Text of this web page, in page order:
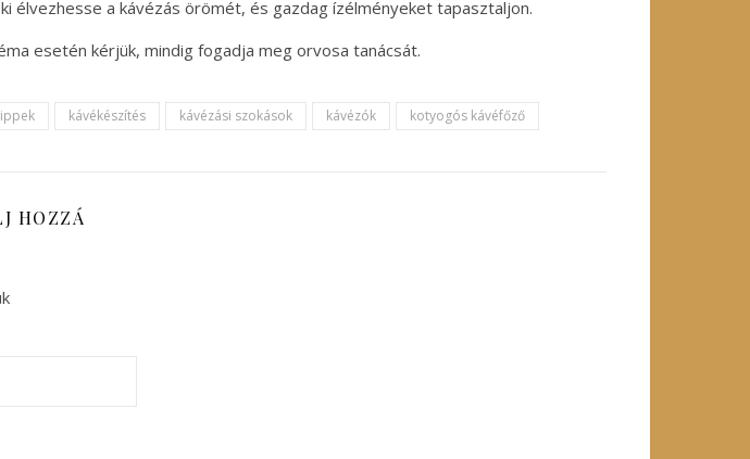
élvezhesse a kávézás örömét, és gazdag ízélményeket tapasztaljon.
esetén kérjük, mindig fogadja meg orvosa tanácsát.
kávékészítés kávézási szokások kávézók kotyogós kávéfőző
HOZZÁ